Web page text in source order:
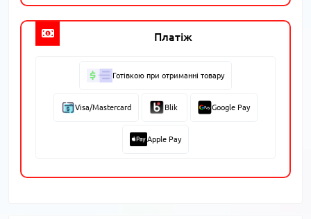
Платіж
Готівкою при отриманні товару
Visa/Mastercard Blik Google Pay
Apple Pay